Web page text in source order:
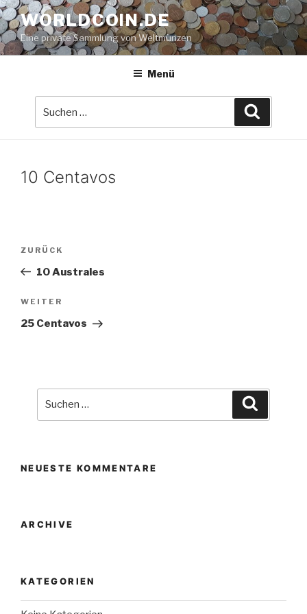
Zum
Inhalt
springen
WORLDCOIN.DE
Eine private Sammlung von Weltmünzen
Menü
10 Centavos
Beitrags-
Vorheriger
Beitrag
ZURÜCK
10 Australes
Nächster
Beitrag
WEITER
25 Centavos
NEUESTE KOMMENTARE
ARCHIVE
KATEGORIEN